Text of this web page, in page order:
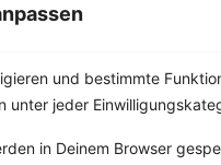
und bestimmte
unter jeder
in Deinem Browser
auch schon
Familie